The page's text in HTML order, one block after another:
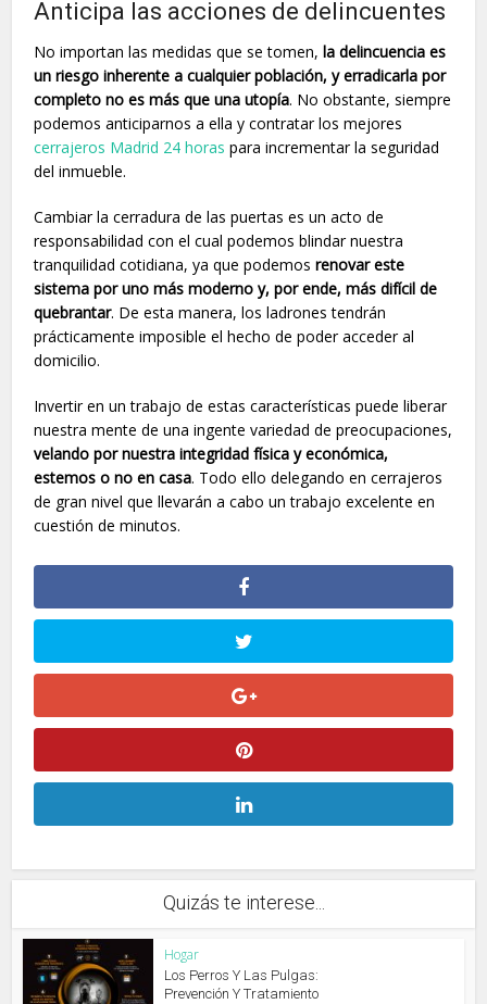
Anticipa las acciones de delincuentes
No importan las medidas que se tomen,la delincuencia es
un riesgo inherente a cualquier población, y erradicarla por
completo no es más que una utopía. No obstante, siempre
podemos anticiparnos a ella y contratar los mejores
cerrajeros Madrid 24 horas para incrementar la seguridad
del inmueble.
Cambiar la cerradura de las puertas es un acto de
responsabilidad con el cual podemos blindar nuestra
tranquilidad cotidiana, ya que podemosrenovar este
sistema por uno más moderno y, por ende, más difícil de
quebrantar. De esta manera, los ladrones tendrán
prácticamente imposible el hecho de poder acceder al
domicilio.
Invertir en un trabajo de estas características puede liberar
nuestra mente de una ingente variedad de preocupaciones,
velando por nuestra integridad física y económica,
estemos o no en casa. Todo ello delegando en cerrajeros
de gran nivel que llevarán a cabo un trabajo excelente en
cuestión de minutos.
Quizás te interese...
Hogar
Los Perros Y Las Pulgas:
Prevención Y Tratamiento